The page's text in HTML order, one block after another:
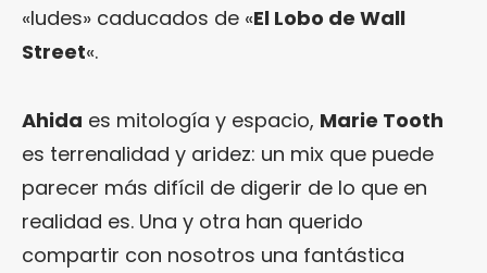
«ludes» caducados de «El Lobo de Wall
Street«.
Ahida es mitología y espacio, Marie Tooth
es terrenalidad y aridez: un mix que puede
parecer más difícil de digerir de lo que en
realidad es. Una y otra han querido
compartir con nosotros una fantástica